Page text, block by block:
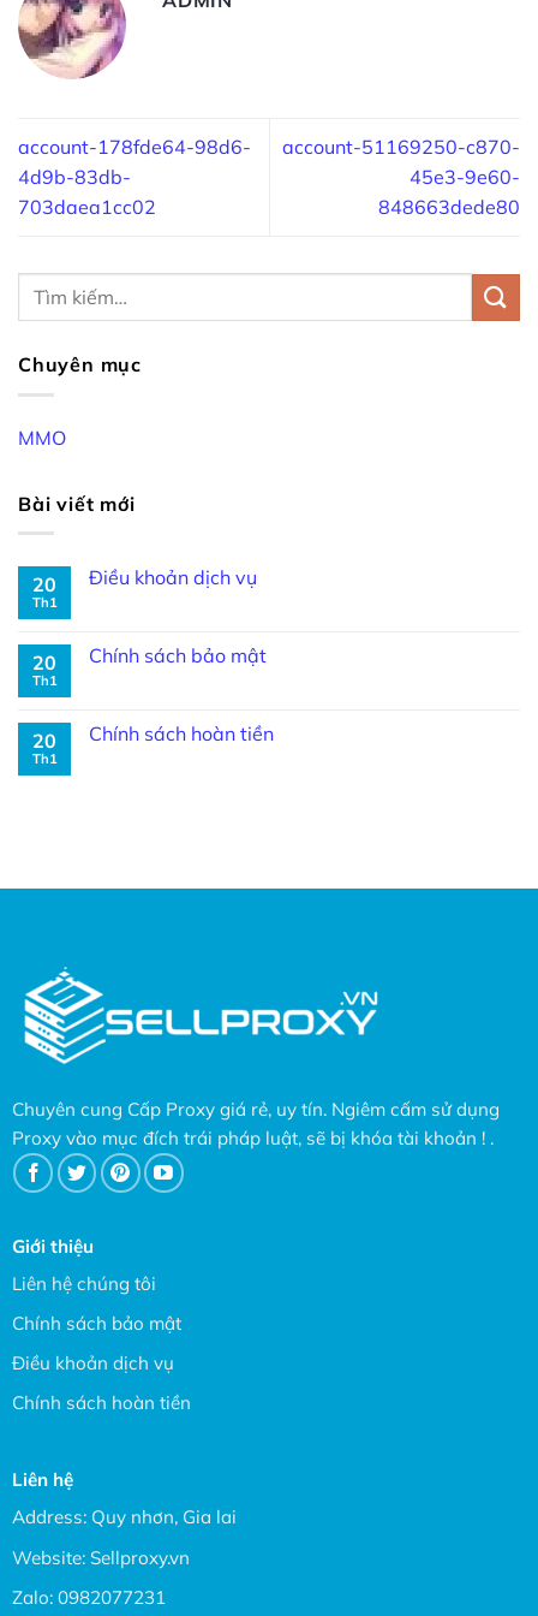
account-178fde64-98d6-
4d9b-83db-
703daea1cc02
account-51169250-c870-
45e3-9e60-
848663dede80
Chuyên mục
MMO
Bài viết mới
20
Th1
Điều khoản dịch vụ
20
Th1
Chính sách bảo mật
20
Th1
Chính sách hoàn tiền
Chuyên cung Cấp Proxy giá rẻ, uy tín. Ngiêm cấm sử dụng
Proxy vào mục đích trái pháp luật, sẽ bị khóa tài khoản ! .
Giới thiệu
Liên hệ chúng tôi
Chính sách bảo mật
Điều khoản dịch vụ
Chính sách hoàn tiền
Liên hệ
Address: Quy nhơn, Gia lai
Website: Sellproxy.vn
Zalo: 0982077231